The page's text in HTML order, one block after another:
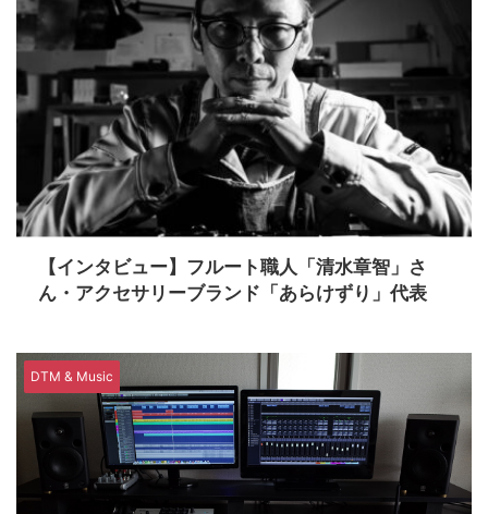
【インタビュー】フルート職人「清水章智」さ
ん・アクセサリーブランド「あらけずり」代表
DTM & Music